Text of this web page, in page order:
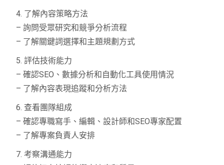
4. 了解內容策略方法
– 詢問受眾研究和競爭分析流程
– 了解關鍵詞選擇和主題規劃方式
5. 評估技術能力
– 確認SEO、數據分析和自動化工具使用情況
– 了解內容表現追蹤和分析方法
6. 查看團隊組成
– 確認專職寫手、編輯、設計師和SEO專家配置
– 了解專案負責人安排
7. 考察溝通能力